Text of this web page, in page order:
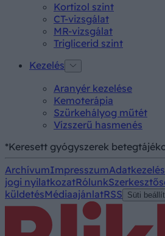
Kortizol szint
CT-vizsgálat
MR-vizsgálat
Triglicerid szint
Kezelés
Aranyér kezelése
Kemoterápia
Szürkehályog műtét
Vízszerű hasmenés
*Keresett gyógyszerek
ArchívumImpresszum
jogi nyilatkozatRólunk
küldetésMédiaajánlatRSS Süti